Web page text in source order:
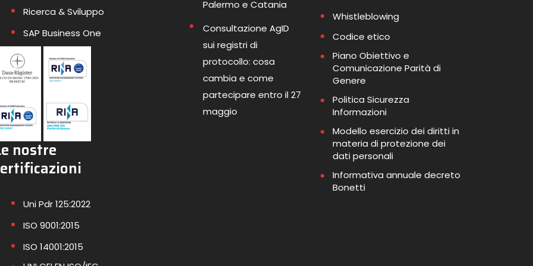
Ricerca & Sviluppo
SAP Business One
nostre
Uni Pdr 125:2022
ISO 9001:2015
ISO 14001:2015
Palermo e Catania
Consultazione AgID
sui registri di
protocollo: cosa
cambia e come
partecipare entro il 27
maggio
Whistleblowing
Codice etico
Piano Obiettivo e
Comunicazione Parità di
Genere
Politica Sicurezza
Informazioni
Modello esercizio dei diritti in
materia di protezione dei
dati personali
Informativa annuale decreto
Bonetti